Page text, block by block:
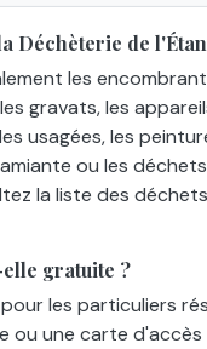
Déchèterie de
les
gravats, les
usagées, les
ou les
la liste des
gratuite ?
les particuliers
ou une carte